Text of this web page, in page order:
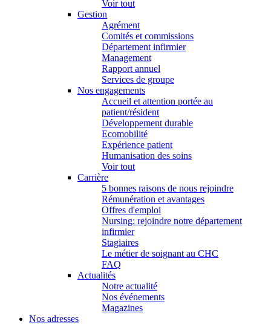
Voir tout
Gestion
Agrément
Comités et commissions
Département infirmier
Management
Rapport annuel
Services de groupe
Nos engagements
Accueil et attention portée au
patient/résident
Développement durable
Ecomobilité
Expérience patient
Humanisation des soins
Voir tout
Carrière
5 bonnes raisons de nous rejoindre
Rémunération et avantages
Offres d'emploi
Nursing: rejoindre notre département
infirmier
Stagiaires
Le métier de soignant au CHC
FAQ
Actualités
Notre actualité
Nos événements
Magazines
Nos adresses